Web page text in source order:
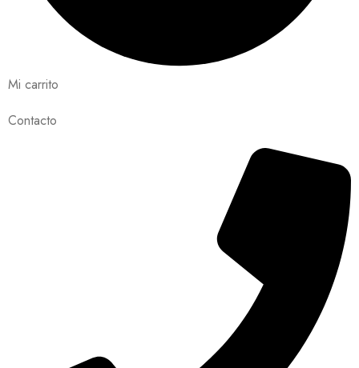
Mi carrito
Contacto